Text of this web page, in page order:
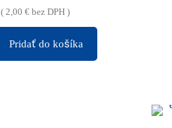
(2,00€ bez DPH )
Pridať do košíka